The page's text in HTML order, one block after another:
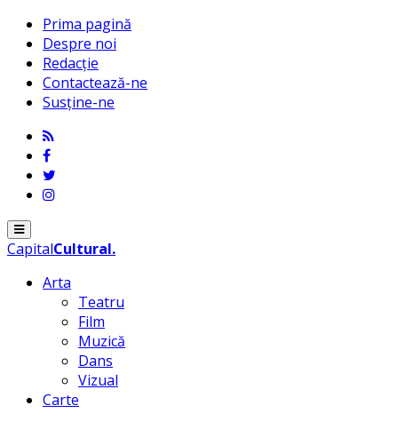
Prima pagină
Despre noi
Redacție
Contactează-ne
Susține-ne
Menu
CapitalCultural.
Arta
Teatru
Film
Muzică
Dans
Vizual
Carte